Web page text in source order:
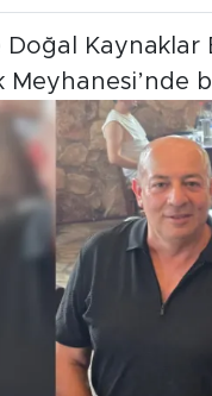
Doğal Kaynaklar
Meyhanesi’nde